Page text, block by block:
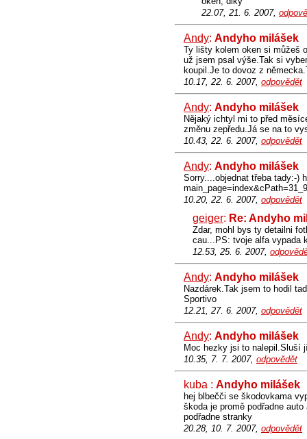
22.07, 21. 6. 2007,
Andy: Andyho milášek
Ty lišty kolem oken si můžeš
už jsem psal výše.Tak si
koupil.Je to dovoz z
10.17, 22. 6. 2007, odpovědět
Andy: Andyho milášek
Nějaký ichtyl mi to před
změnu zepředu.Já se na to
10.43, 22. 6. 2007, odpovědět
Andy: Andyho milášek
Sorry....objednat třeba tady:-)
10.20, 22. 6. 2007, odpovědět
geiger: Re: Andyho
Zdar, mohl bys ty detailni
cau...PS: tvoje alfa vypada
12.53, 25. 6. 2007,
Andy: Andyho milášek
Nazdárek.Tak jsem to hodil
Sportivo
12.21, 27. 6. 2007, odpovědět
Andy: Andyho milášek
Moc hezky jsi to nalepil.Sluší
10.35, 7. 7. 2007, odpovědět
kuba : Andyho milášek
hej blbečči se škodovkama
škoda je promě podřadne
podřadne stranky
20.28, 10. 7. 2007, odpovědět